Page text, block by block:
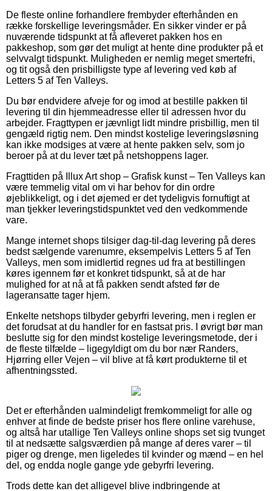
De fleste online forhandlere frembyder efterhånden en
række forskellige leveringsmåder. En sikker vinder er på
nuværende tidspunkt at få afleveret pakken hos en
pakkeshop, som gør det muligt at hente dine produkter på et
selvvalgt tidspunkt. Muligheden er nemlig meget smertefri,
og tit også den prisbilligste type af levering ved køb af
Letters 5 af Ten Valleys.
Du bør endvidere afveje for og imod at bestille pakken til
levering til din hjemmeadresse eller til adressen hvor du
arbejder. Fragttypen er jævnligt lidt mindre prisbillig, men til
gengæld rigtig nem. Den mindst kostelige leveringsløsning
kan ikke modsiges at være at hente pakken selv, som jo
beroer på at du lever tæt på netshoppens lager.
Fragttiden på Illux Art shop – Grafisk kunst – Ten Valleys kan
være temmelig vital om vi har behov for din ordre
øjeblikkeligt, og i det øjemed er det tydeligvis fornuftigt at
man tjekker leveringstidspunktet ved den vedkommende
vare.
Mange internet shops tilsiger dag-til-dag levering på deres
bedst sælgende varenumre, eksempelvis Letters 5 af Ten
Valleys, men som imidlertid regnes ud fra at bestillingen
køres igennem før et konkret tidspunkt, så at de har
mulighed for at nå at få pakken sendt afsted før de
lageransatte tager hjem.
Enkelte netshops tilbyder gebyrfri levering, men i reglen er
det forudsat at du handler for en fastsat pris. I øvrigt bør man
beslutte sig for den mindst kostelige leveringsmetode, der i
de fleste tilfælde – ligegyldigt om du bor nær Randers,
Hjørring eller Vejen – vil blive at få kørt produkterne til et
afhentningssted.
Det er efterhånden ualmindeligt fremkommeligt for alle og
enhver at finde de bedste priser hos flere online varehuse,
og altså har utallige Ten Valleys online shops set sig tvunget
til at nedsætte salgsværdien på mange af deres varer – til
piger og drenge, men ligeledes til kvinder og mænd – en hel
del, og endda nogle gange yde gebyrfri levering.
Trods dette kan det alligevel blive indbringende at